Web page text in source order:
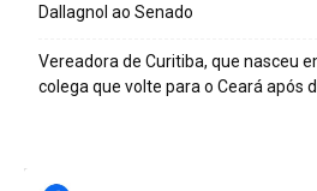
Dallagnol ao Senado
Vereadora de Curitiba, que nasceu
colega que volte para o Ceará após